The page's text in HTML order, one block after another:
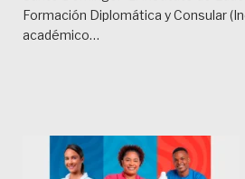
Formación Diplomática y Consular
académico…